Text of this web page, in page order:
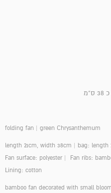
folding fan | green Chrysanthemum
length 21cm, width 38cm | bag: length
Fan surface: polyester | Fan ribs:
Lining: cotton
bamboo fan decorated with small